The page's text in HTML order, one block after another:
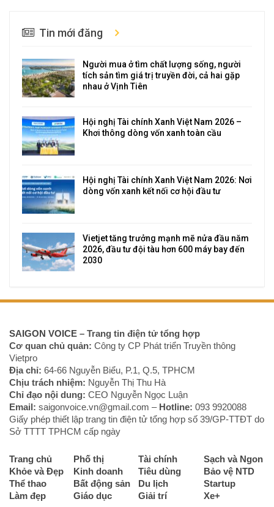
Tin mới đăng
Người mua ở tìm chất lượng sống, người
tích sản tìm giá trị truyền đời, cả hai gặp
nhau ở Vịnh Tiên
Hội nghị Tài chính Xanh Việt Nam 2026 –
Khơi thông dòng vốn xanh toàn cầu
Hội nghị Tài chính Xanh Việt Nam 2026: Nơi
dòng vốn xanh kết nối cơ hội đầu tư
Vietjet tăng trưởng mạnh mẽ nửa đầu năm
2026, đầu tư đội tàu hơn 600 máy bay đến
2030
SAIGON VOICE – Trang tin điện tử tổng hợp
Cơ quan chủ quản: Công ty CP Phát triển Truyền thông
Vietpro
Địa chỉ: 64-66 Nguyễn Biểu, P.1, Q.5, TPHCM
Chịu trách nhiệm: Nguyễn Thị Thu Hà
Chỉ đạo nội dung: CEO Nguyễn Ngọc Luận
Email: saigonvoice.vn@gmail.com – Hotline: 093 9920088‬
Giấy phép thiết lập trang tin điện tử tổng hợp số 39/GP-TTĐT do
Sở TTTT TPHCM cấp ngày
Trang chủ Phố thị Tài chính
Sạch và Ngon
Khỏe và Đẹp
Kinh doanh Tiêu dùng
Bảo vệ NTD
Thể thao
Bất động sản Du lịch
Startup
Làm đẹp
Giáo dục Giải trí Xe+